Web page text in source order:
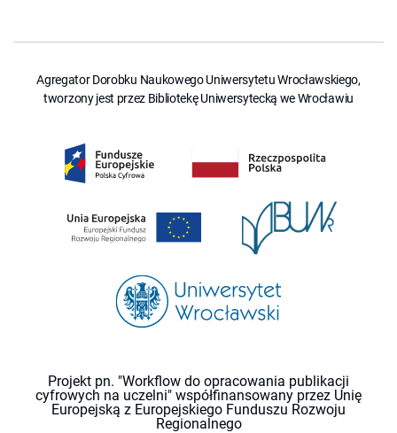
Agregator Dorobku Naukowego Uniwersytetu Wrocławskiego,
tworzony jest przez Bibliotekę Uniwersytecką we Wrocławiu
Projekt pn. "Workflow do opracowania publikacji
cyfrowych na uczelni" współfinansowany przez Unię
Europejską z Europejskiego Funduszu Rozwoju
Regionalnego